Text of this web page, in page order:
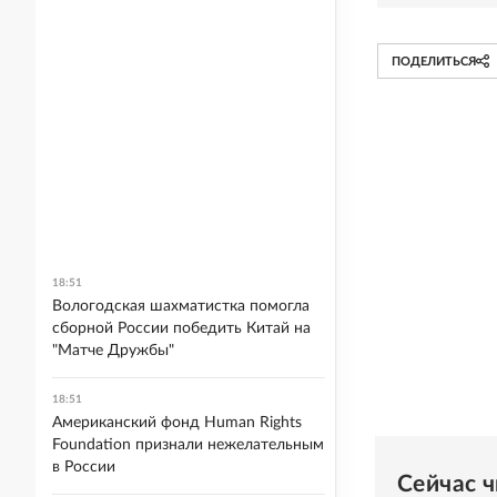
ПОДЕЛИТЬСЯ
Сейчас
18:51
Вологодская шахматистка помогла
сборной России победить Китай на
"Матче Дружбы"
18:51
Американский фонд Human Rights
Foundation признали нежелательным
в России